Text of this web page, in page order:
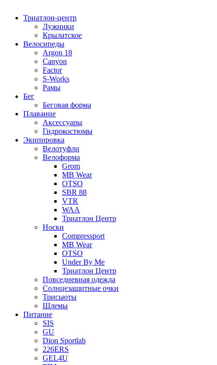
Триатлон-центр
Лужники
Крылатское
Велосипеды
Argon 18
Canyon
Factor
S-Works
Рамы
Бег
Беговая форма
Плавание
Аксессуары
Гидрокостюмы
Экипировка
Велотуфли
Велоформа
Grom
MB Wear
OTSO
SBR 88
VTR
WAA
Триатлон Центр
Носки
Compressport
MB Wear
OTSO
Under By Me
Триатлон Центр
Повседневная одежда
Солнцезащитные очки
Трисьюты
Шлемы
Питание
SIS
GU
Dion Sportlab
226ERS
GEL4U